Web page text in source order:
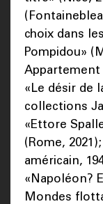
choix dans
Pompidou»
Appartement
«Le désir de
collections
«Ettore
(Rome,
américain,
«Napoléon?
Mondes